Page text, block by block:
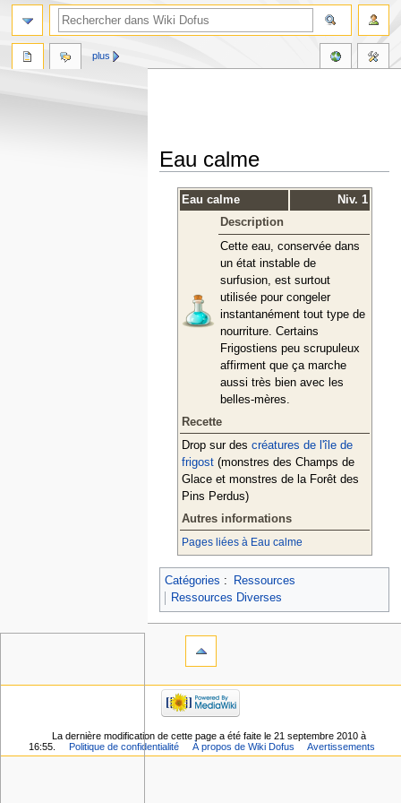
Eau calme
Eau calme
Niv. 1
Description
Cette eau, conservée dans
un état instable de
surfusion, est surtout
utilisée pour congeler
instantanément tout type de
nourriture. Certains
Frigostiens peu scrupuleux
affirment que ça marche
aussi très bien avec les
belles-mères.
Recette
Drop sur des créatures de l'île de
frigost(monstres des Champs de
Glace et monstres de la Forêt des
Pins Perdus)
Autres informations
Pages liées à Eau calme
Catégories :
Ressources
Ressources Diverses
plus
La dernière modification de cette page a été faite le 21 septembre 2010 à
16:55.
Politique de confidentialité À propos de Wiki Dofus Avertissements